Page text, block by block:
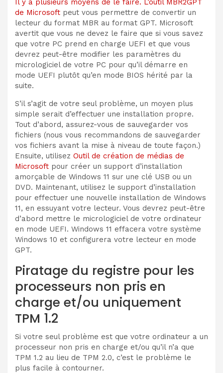
Il y a plusieurs moyens de le faire. L’outil MBR2GPT
de Microsoft peut vous permettre de convertir un
lecteur du format MBR au format GPT. Microsoft
avertit que vous ne devez le faire que si vous savez
que votre PC prend en charge UEFI et que vous
devrez peut-être modifier les paramètres du
micrologiciel de votre PC pour qu’il démarre en
mode UEFI plutôt qu’en mode BIOS hérité par la
suite.
S’il s’agit de votre seul problème, un moyen plus
simple serait d’effectuer une installation propre.
Tout d’abord, assurez-vous de sauvegarder vos
fichiers (nous vous recommandons de sauvegarder
vos fichiers avant la mise à niveau de toute façon.)
Ensuite, utilisez Outil de création de médias de
Microsoft pour créer un support d’installation
amorçable de Windows 11 sur une clé USB ou un
DVD. Maintenant, utilisez le support d’installation
pour effectuer une nouvelle installation de Windows
11, en essuyant votre lecteur. Vous devrez peut-être
d’abord mettre le micrologiciel de votre ordinateur
en mode UEFI. Windows 11 effacera votre système
Windows 10 et configurera votre lecteur en mode
GPT.
Piratage du registre pour les
processeurs non pris en
charge et/ou uniquement
TPM 1.2
Si votre seul problème est que votre ordinateur a un
processeur non pris en charge et/ou qu’il n’a que
TPM 1.2 au lieu de TPM 2.0, c’est le problème le
plus facile à contourner.